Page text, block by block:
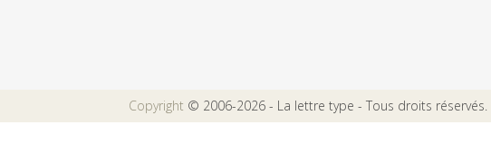
Copyright © 2006-2026 - La lettre type - Tous droits réservés.